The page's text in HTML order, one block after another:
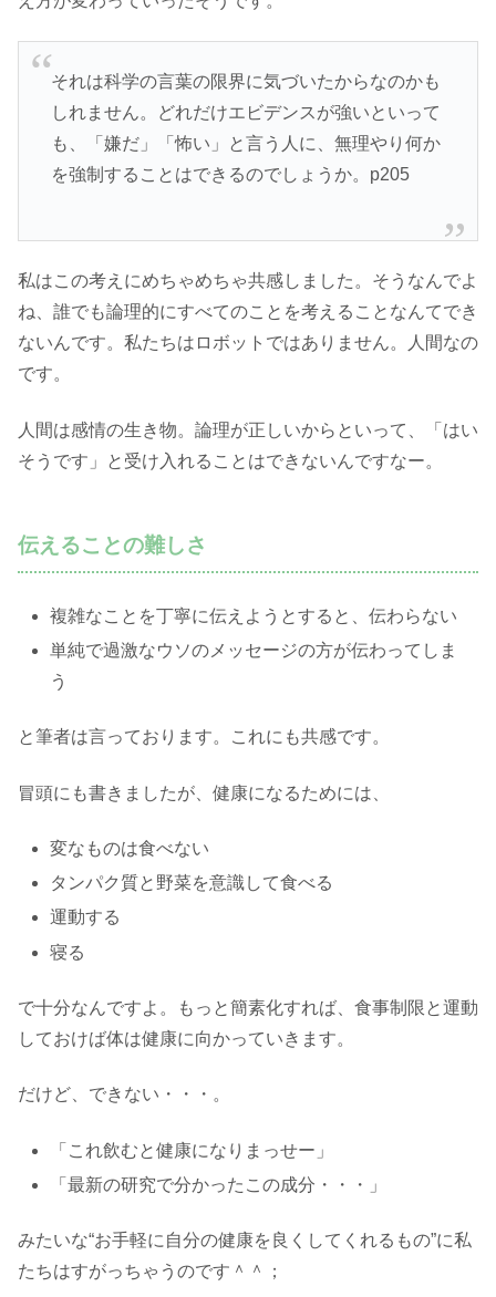
それは科学の言葉の限界に気づいたからなのかも
しれません。どれだけエビデンスが強いといって
も、「嫌だ」「怖い」と言う人に、無理やり何か
を強制することはできるのでしょうか。p205
私はこの考えにめちゃめちゃ共感しました。そうなんでよ
ね、誰でも論理的にすべてのことを考えることなんてでき
ないんです。私たちはロボットではありません。人間なの
です。
人間は感情の生き物。論理が正しいからといって、「はい
そうです」と受け入れることはできないんですなー。
伝えることの難しさ
複雑なことを丁寧に伝えようとすると、伝わらない
単純で過激なウソのメッセージの方が伝わってしま
う
と筆者は言っております。これにも共感です。
冒頭にも書きましたが、健康になるためには、
変なものは食べない
タンパク質と野菜を意識して食べる
運動する
寝る
で十分なんですよ。もっと簡素化すれば、食事制限と運動
しておけば体は健康に向かっていきます。
だけど、できない・・・。
「これ飲むと健康になりまっせー」
「最新の研究で分かったこの成分・・・」
みたいな“お手軽に自分の健康を良くしてくれるもの”に私
たちはすがっちゃうのです＾＾；